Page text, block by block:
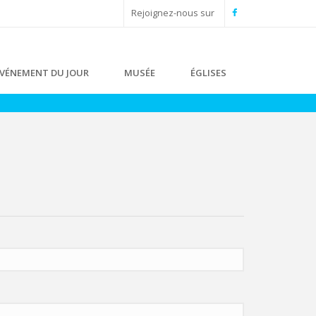
Rejoignez-nous sur
DU JOUR MUSÉE ÉGLISES